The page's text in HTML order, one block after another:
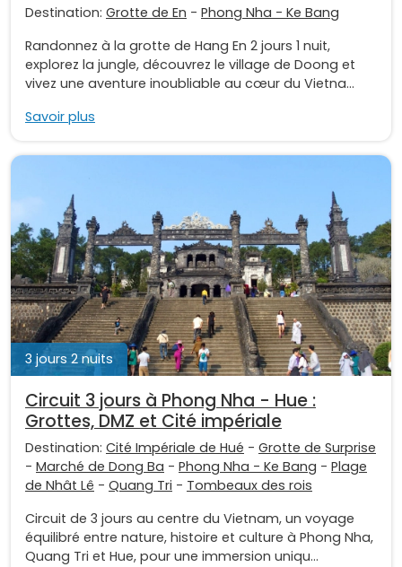
Destination: Grotte de En - Phong Nha - Ke Bang
Randonnez à la grotte de Hang En 2 jours 1 nuit,
explorez la jungle, découvrez le village de Doong et
vivez une aventure inoubliable au cœur du Vietna...
Savoir plus
3 jours 2 nuits
Circuit 3 jours à Phong Nha - Hue :
Grottes, DMZ et Cité impériale
Destination: Cité Impériale de Hué - Grotte de Surprise
- Marché de Dong Ba - Phong Nha - Ke Bang - Plage
de Nhât Lê - Quang Tri - Tombeaux des rois
Circuit de 3 jours au centre du Vietnam, un voyage
équilibré entre nature, histoire et culture à Phong Nha,
Quang Tri et Hue, pour une immersion uniqu...